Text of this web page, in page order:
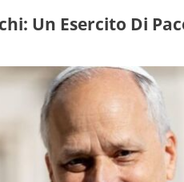
Un Esercito Di